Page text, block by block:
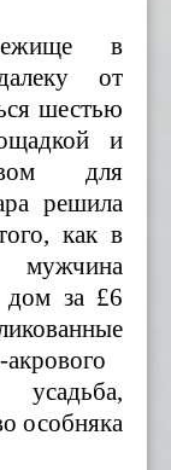
в
от
шестью
и
для
решила
как в
мужчина
дом за £6
ые
особняка